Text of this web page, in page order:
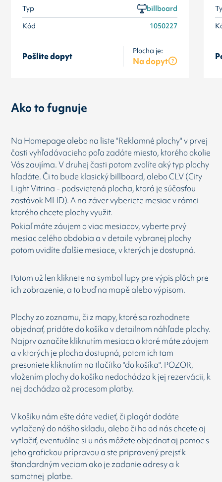
Typ
billboard
Kód
1050227
Pošlite dopyt
Plocha je:
Na dopyt
Ako to fugnuje
Na Homepage alebo na liste "Reklamné plochy" v prvej
časti vyhľadávacieho poľa zadáte miesto, ktorého okolie
Vás zaujíma. V druhej časti potom zvolíte aký typ plochy
hľadáte. Či to bude klasický billboard, alebo CLV (City
Light Vitrina - podsvietená plocha, ktorá je súčasťou
zastávok MHD). A na záver vyberiete mesiac v rámci
ktorého chcete plochy využit.
Pokiaľ máte záujem o viac mesiacov, vyberte prvý
mesiac celého obdobia a v detaile vybranej plochy
potom uvidíte ďalšie mesiace, v kterých je dostupná.
Potom už len kliknete na symbol lupy pre výpis plôch pre
ich zobrazenie, a to buď na mapě alebo výpisom.
Plochy zo zoznamu, či z mapy, ktoré sa rozhodnete
objednať, pridáte do košíka v detailnom náhľade plochy.
Najprv označíte kliknutím mesiaca o ktoré máte záujem
a v ktorých je plocha dostupná, potom ich tam
presuniete kliknutím na tlačítko "do košíka". POZOR,
vložením plochy do košíka nedochádza k jej rezervácii, k
nej dochádza až procesom platby.
V košíku nám ešte dáte vedieť, či plagát dodáte
vytlačený do nášho skladu, alebo či ho od nás chcete aj
vytlačiť, eventuálne si u nás môžete objednat aj pomoc s
jeho grafickou prípravou a ste pripravený prejsť k
štandardným veciam ako je zadanie adresy a k
samotnej platbe.